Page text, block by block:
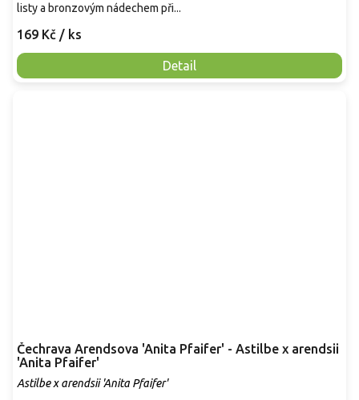
169 Kč / ks
Detail
listy a bronzovým nádechem při...
Čechrava Arendsova 'Anita Pfaifer' - Astilbe x arendsii
'Anita Pfaifer'
Astilbe x arendsii 'Anita Pfaifer'